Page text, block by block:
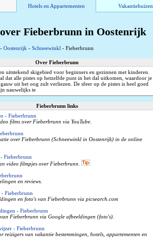
Hotels en Appartementen Vakantiehuizen
Fieberbrunn in Oostenrijk
- Oostenrijk- Schneewinkl- Fieberbrunn
Over Fieberbrunn
uitstekend skigebied voor beginners en gezinnen met kinderen.
dat alle pistes op hetzelfde punt in het dal uitkomen, waardoor je
uit het oog zult verliezen. De sfeer op de pistes is heel goed
nauwelijks te
Fieberbrunn links
- Fieberbrunn
films over Fieberbrunn via YouTube.
over Fieberbrunn (Schneewinkl in Oostenrijk) in de online
Fieberbrunn
video filmpjes over Fieberbrunn.
en reviews.
- Fieberbrunn
en foto's van Fieberbrunn via picsearch.com
- Fieberbrunn
Fieberbrunn via Google afbeeldingen (foto's).
- Fieberbrunn
reizigers van vakantie bestemmingen, hotels, appartementen en